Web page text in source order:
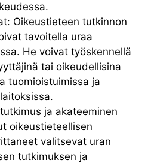
Oikeustieteen tutkinnon
tavoitella uraa
He voivat työskennellä
tai oikeudellisina
tuomioistuimissa ja
ja akateeminen
oikeustieteellisen
valitsevat uran
tutkimuksen ja